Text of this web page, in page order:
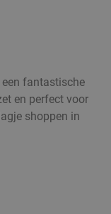
fantastische
en perfect voor
shoppen in